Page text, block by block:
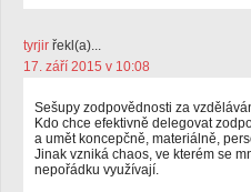
tyrjir řekl(a)...
17. září 2015 v 10:08
Sešupy zodpovědnosti za
Kdo chce efektivně delegovat
a umět koncepčně, materiálně,
Jinak vzniká chaos, ve kterém se
nepořádku využívají.